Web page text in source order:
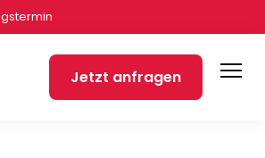
Jetzt anfragen